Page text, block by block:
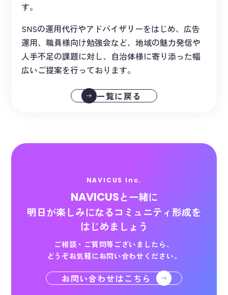
す。
SNSの運用代行やアドバイザリーをはじめ、広告
運用、職員様向け勉強会など、地域の魅力発信や
人手不足の課題に対し、自治体様に寄り添った幅
広いご提案を行っております。
一覧に戻る
NAVICUS Inc.
NAVICUSと一緒に
明日が楽しみになるコミュニティ形成を
はじめましょう
ご相談・ご質問等ございましたら、
どうぞお気軽にお問い合わせください。
お問い合わせはこちら